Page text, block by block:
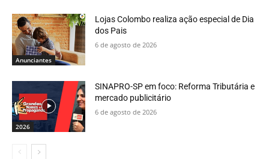
Anunciantes
Lojas Colombo realiza ação especial de Dia
dos Pais
6 de agosto de 2026
2026
SINAPRO-SP em foco: Reforma Tributária e
mercado publicitário
6 de agosto de 2026